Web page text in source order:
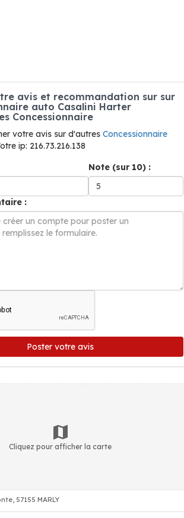
avis et recommandation sur sur
auto Casalini Harter
Concessionnaire
votre avis sur d'autres Concessionnaire
ip: 216.73.216.138
Note (sur 10) :
:
Poster votre avis
Cliquez pour afficher la carte
57155 MARLY